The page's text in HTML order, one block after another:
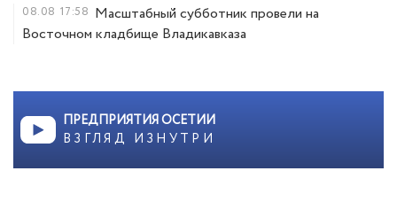
08.08 17:58 Масштабный субботник провели на
Восточном кладбище Владикавказа
ПРЕДПРИЯТИЯ ОСЕТИИ
ВЗГЛЯД ИЗНУТРИ